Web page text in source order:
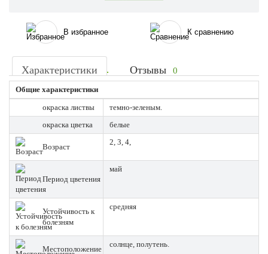
В избранное К сравнению
Характеристики Отзывы 0
Общие характеристики
окраска листвы
темно-зеленым.
окраска цветка
белые
Возраст
2, 3, 4,
Период цветения
май
Устойчивость к
болезням
средняя
Местоположение
солнце, полутень.